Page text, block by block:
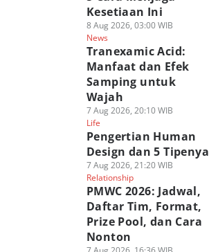
Kesetiaan Ini
8 Aug 2026, 03:00 WIB
News
Tranexamic Acid:
Manfaat dan Efek
Samping untuk
Wajah
7 Aug 2026, 20:10 WIB
Life
Pengertian Human
Design dan 5 Tipenya
7 Aug 2026, 21:20 WIB
Relationship
PMWC 2026: Jadwal,
Daftar Tim, Format,
Prize Pool, dan Cara
Nonton